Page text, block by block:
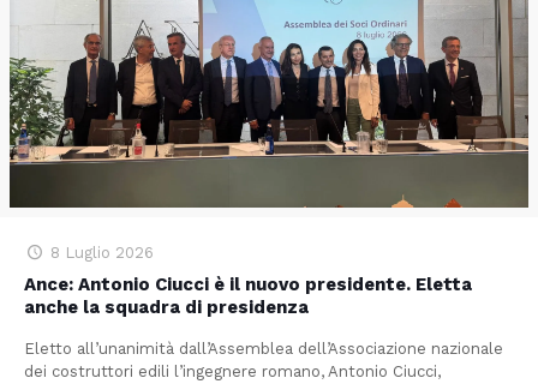
8 Luglio 2026
Ance: Antonio Ciucci è il nuovo presidente. Eletta
anche la squadra di presidenza
Eletto all’unanimità dall’Assemblea dell’Associazione nazionale
dei costruttori edili l’ingegnere romano, Antonio Ciucci,